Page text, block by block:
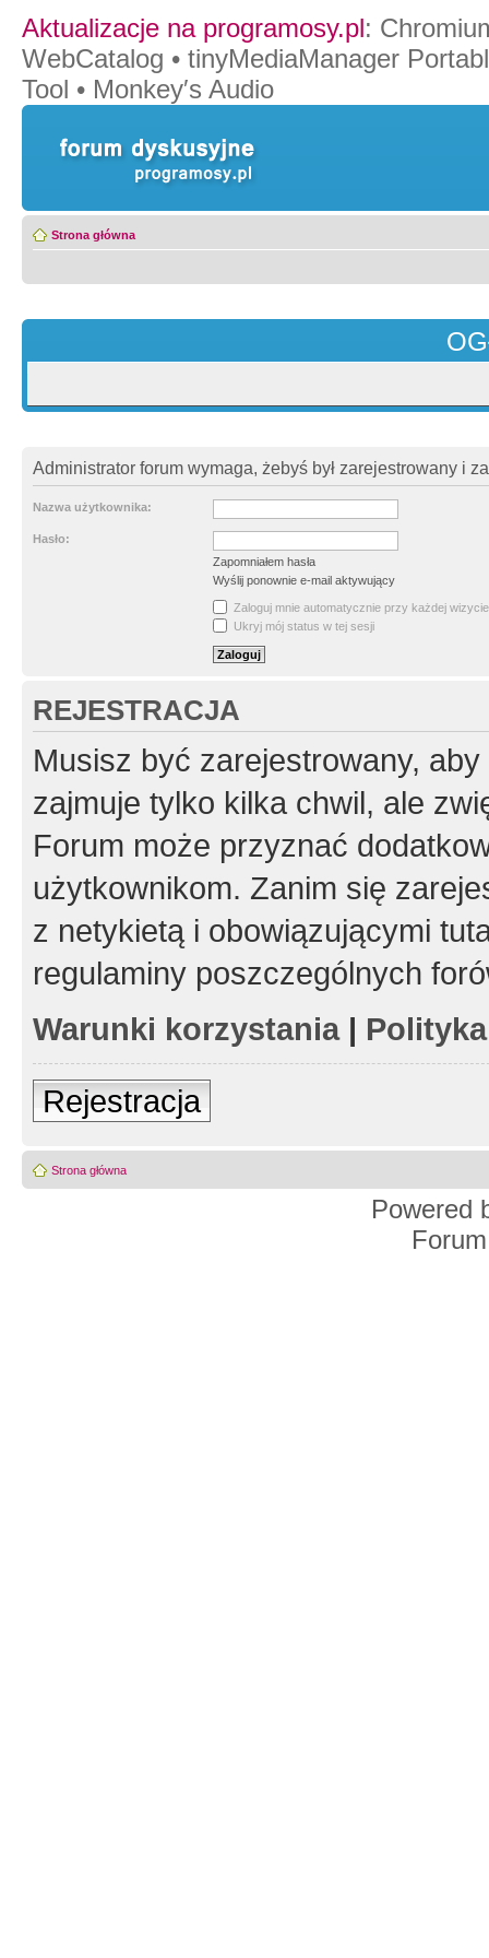
Aktualizacje na programosy.pl:
WebCatalog • tinyMediaManager
Tool • Monkey′s Audio
Strona główna
Administrator forum wymaga, żebyś był zarejestrowany i
Nazwa użytkownika:
Hasło:
Zapomniałem hasła
Wyślij ponownie e-mail aktywujący
Zaloguj mnie automatycznie przy każdej wizycie
Ukryj mój status w tej sesji
REJESTRACJA
Musisz być zarejestrowany,
zajmuje tylko kilka chwil, ale
Forum może przyznać
użytkownikom. Zanim się
z netykietą i obowiązującymi
regulaminy poszczególnych
Warunki korzystania|
Rejestracja
Strona główna
Powered